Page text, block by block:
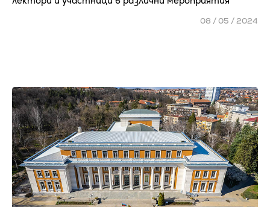
08 / 05 / 2024